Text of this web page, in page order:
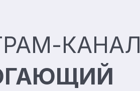
КАНАЛ